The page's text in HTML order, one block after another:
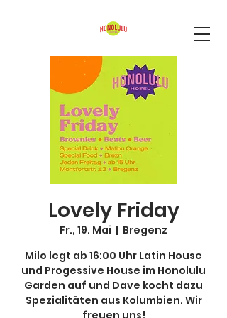
Lovely Friday
Fr., 19. Mai
  |
Bregenz
Milo legt ab 16:00 Uhr Latin House
und Progessive House im Honolulu
Garden auf und Dave kocht dazu
Spezialitäten aus Kolumbien. Wir
freuen uns!